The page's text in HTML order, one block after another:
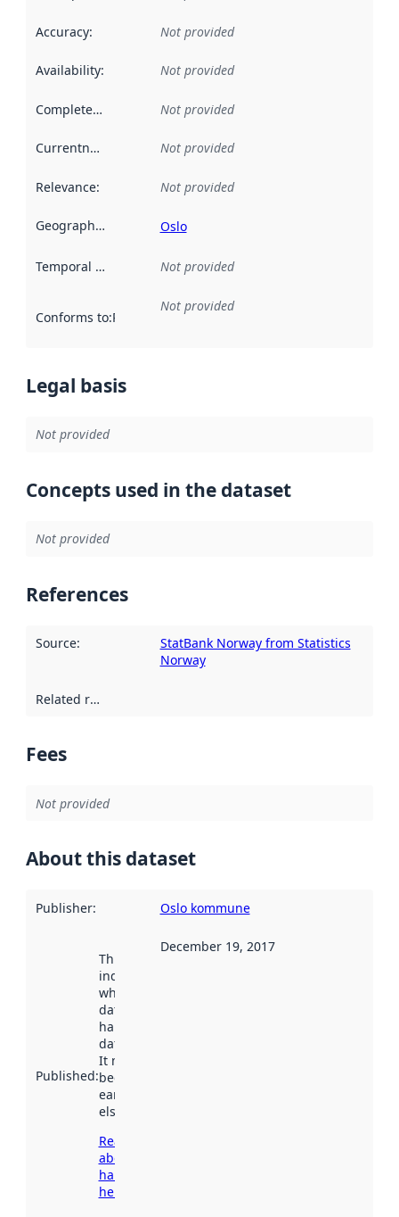
Accuracy: Not provided
Availability: Not provided
Completeness Not provided
Currentness Not provided
Relevance: Not provided
Geographical scope Oslo
Temporal scope Not provided
Conforms to:Reference to an implementation rule or other
Not provided
Legal basis
Not provided
Concepts used in the dataset
Not provided
References
Source:
StatBank Norway from Statistics
Norway
Related resources
Fees
Not provided
About this dataset
Publisher: Oslo kommune
Published:
This date
indicates
when the
dataset was
harvested by
data.norge.no.
It may have
been available
earlier
elsewhere.
Read more
about
harvesting
here
December 19, 2017